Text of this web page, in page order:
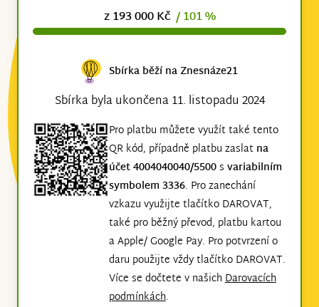
z 193 000 Kč / 101 %
Sbírka běží na Znesnáze21
Sbírka byla ukončena 11. listopadu 2024
Pro platbu můžete využít také tento
QR kód, případně platbu zaslat na
účet 4004040040/5500 s variabilním
symbolem 3336. Pro zanechání
vzkazu využijte tlačítko DAROVAT,
také pro běžný převod, platbu kartou
a Apple/ Google Pay. Pro potvrzení o
daru použijte vždy tlačítko DAROVAT.
Více se dočtete v našichDarovacích
podmínkách.